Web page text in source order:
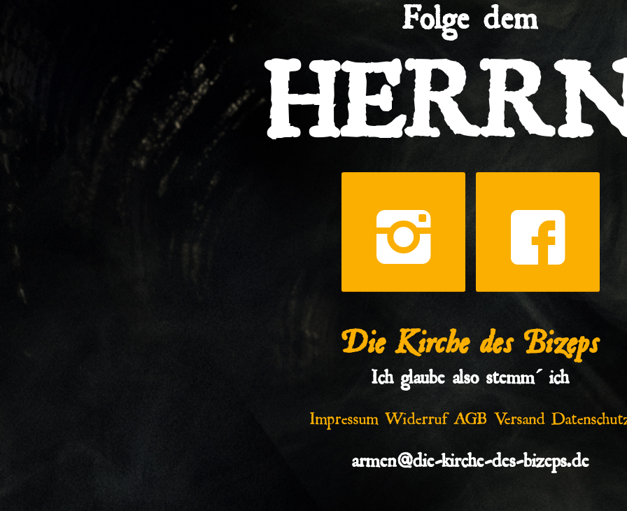
Folge dem
Die Kirche des Bizeps
Ich glaube also stemm´ ich
Impressum Widerruf AGB Versand
armen@die-kirche-des-bizeps.de